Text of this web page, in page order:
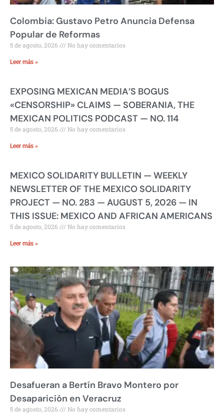
Colombia: Gustavo Petro Anuncia Defensa
Popular de Reformas
5 de agosto, 2026 No hay comentarios
Leer más »
EXPOSING MEXICAN MEDIA’S BOGUS
«CENSORSHIP» CLAIMS — SOBERANIA, THE
MEXICAN POLITICS PODCAST — NO. 114
5 de agosto, 2026 No hay comentarios
Leer más »
MEXICO SOLIDARITY BULLETIN — WEEKLY
NEWSLETTER OF THE MEXICO SOLIDARITY
PROJECT — NO. 283 — AUGUST 5, 2026 — IN
THIS ISSUE: MEXICO AND AFRICAN AMERICANS
5 de agosto, 2026 No hay comentarios
Leer más »
Desafueran a Bertín Bravo Montero por
Desaparición en Veracruz
5 de agosto, 2026 No hay comentarios